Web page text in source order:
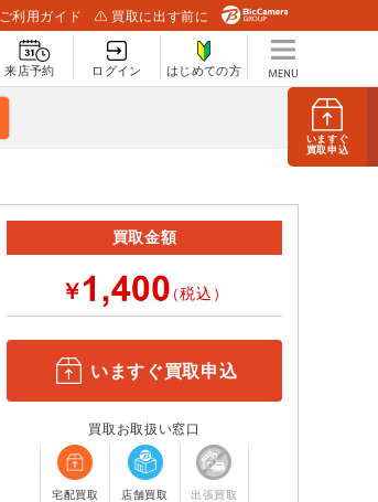
いますぐ
買取申込
ご利用ガイド 買取に出す前に
来店予約 ログイン はじめての方
買取金額
￥ （税込）
いますぐ買取申込
買取お取扱い窓口
宅配買取 店舗買取 出張買取